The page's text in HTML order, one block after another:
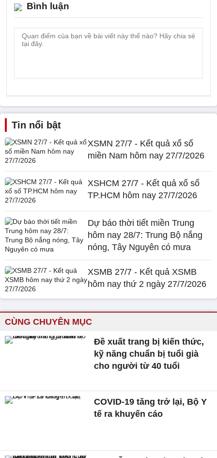
Bình luận
Tin nổi bật
XSMN 27/7 - Kết quả xổ số
miền Nam hôm nay 27/7/2026
XSHCM 27/7 - Kết quả xổ số
TP.HCM hôm nay 27/7/2026
Dự báo thời tiết miền Trung
hôm nay 28/7: Trung Bộ nắng
nóng, Tây Nguyên có mưa
XSMB 27/7 - Kết quả XSMB
hôm nay thứ 2 ngày 27/7/2026
CÙNG CHUYÊN MỤC
Đề xuất trang bị kiến thức,
kỹ năng chuẩn bị tuổi già
cho người từ 40 tuổi
COVID-19 tăng trở lại, Bộ Y
tế ra khuyến cáo